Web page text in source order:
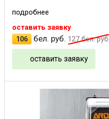
подробнее
оставить заявку
106
бел. руб. 127бел. руб.
оставить заявку